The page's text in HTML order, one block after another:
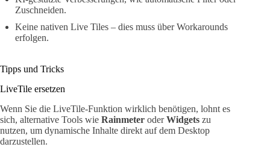
Zuschneiden.
Keine nativen Live Tiles – dies muss über Workarounds
erfolgen.
Tipps und Tricks
LiveTile ersetzen
Wenn Sie die LiveTile-Funktion wirklich benötigen, lohnt es
sich, alternative Tools wie Rainmeter oderWidgets zu
nutzen, um dynamische Inhalte direkt auf dem Desktop
darzustellen.